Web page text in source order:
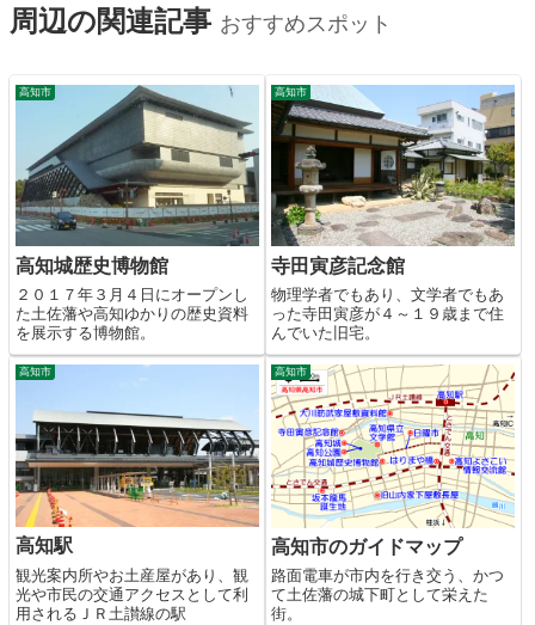
周辺の関連記事 おすすめスポット
高知市
高知城歴史博物館
２０１７年３月４日にオープンし
た土佐藩や高知ゆかりの歴史資料
を展示する博物館。
高知市
寺田寅彦記念館
物理学者でもあり、文学者でもあ
った寺田寅彦が４～１９歳まで住
んでいた旧宅。
高知市
高知駅
観光案内所やお土産屋があり、観
光や市民の交通アクセスとして利
用されるＪＲ土讃線の駅
高知市
高知市のガイドマップ
路面電車が市内を行き交う、かつ
て土佐藩の城下町として栄えた
街。